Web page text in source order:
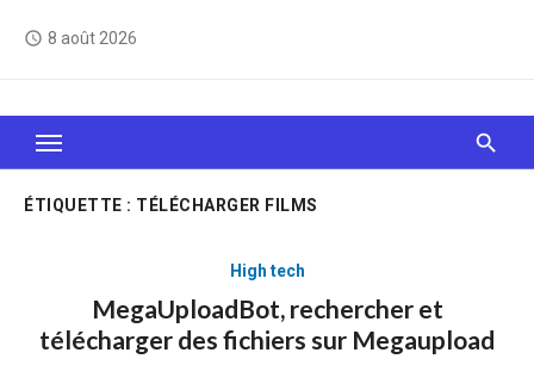
access_time 8 août 2026
Le Web, c'est comme une boîte de chocolats… On
sait jamais sur quoi on va tomber !
ÉTIQUETTE : TÉLÉCHARGER FILMS
High tech
MegaUploadBot, rechercher et
télécharger des fichiers sur Megaupload